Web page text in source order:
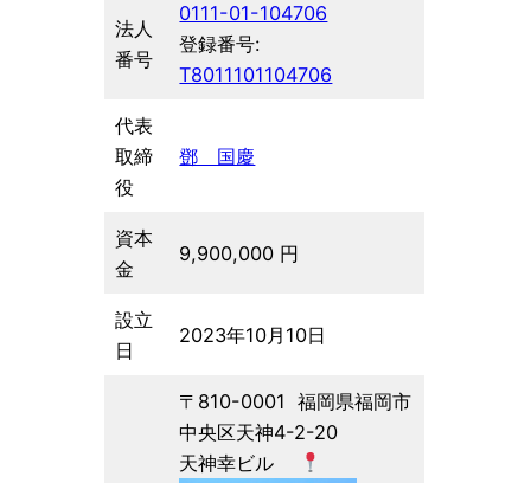
法人
番号
0111-01-104706
登録番号:
T8011101104706
代表
取締
役
鄧 国慶
資本
金
9,900,000 円
設立
日
2023年10月10日
〒810-0001 福岡県福岡市
中央区天神4-2-20
天神幸ビル